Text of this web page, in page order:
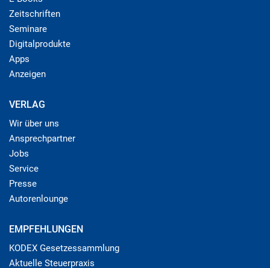
Zeitschriften
Seminare
Digitalprodukte
Apps
Anzeigen
VERLAG
Wir über uns
Ansprechpartner
Jobs
Service
Presse
Autorenlounge
EMPFEHLUNGEN
KODEX Gesetzessammlung
Aktuelle Steuerpraxis